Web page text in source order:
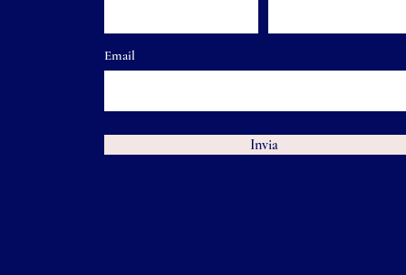
Email
Invia